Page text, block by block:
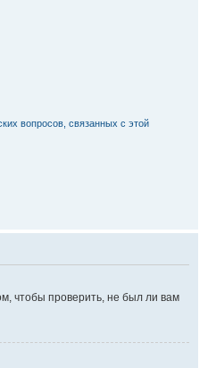
вопросов, связанных с этой
чтобы проверить, не был ли вам